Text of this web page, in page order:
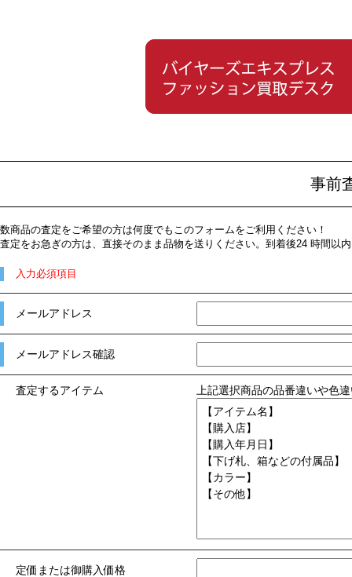
事前
数商品の査定をご希望の方は何度でもこのフォームをご利用ください！
査定をお急ぎの方は、直接そのまま品物を送りください。到着後24 時間以
入力必須項目
メールアドレス
メールアドレス確認
査定するアイテム 上記選択商品の品番違いや色
定価または御購入価格